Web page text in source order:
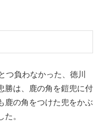
つ負わなかった、徳川
勝は、鹿の角を鎧兜に付
鹿の角をつけた兜をかぶ
。